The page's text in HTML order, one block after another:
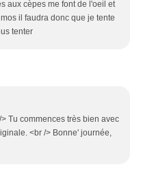
aux cèpes me font de l'oeil et
il faudra donc que je tente
tenter
Tu commences très bien avec
<br /> Bonne' journée,